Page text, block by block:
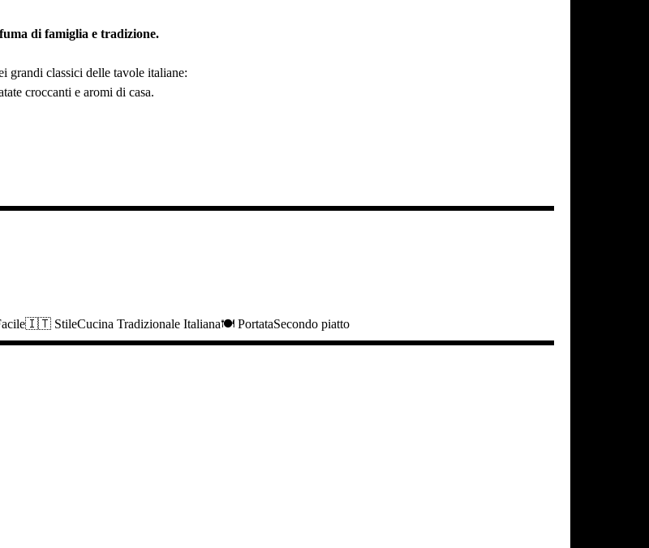
di famiglia e tradizione.
grandi classici delle tavole italiane:
croccanti e aromi di casa.
StileCucina Tradizionale Italiana🍽️ PortataSecondo piatto